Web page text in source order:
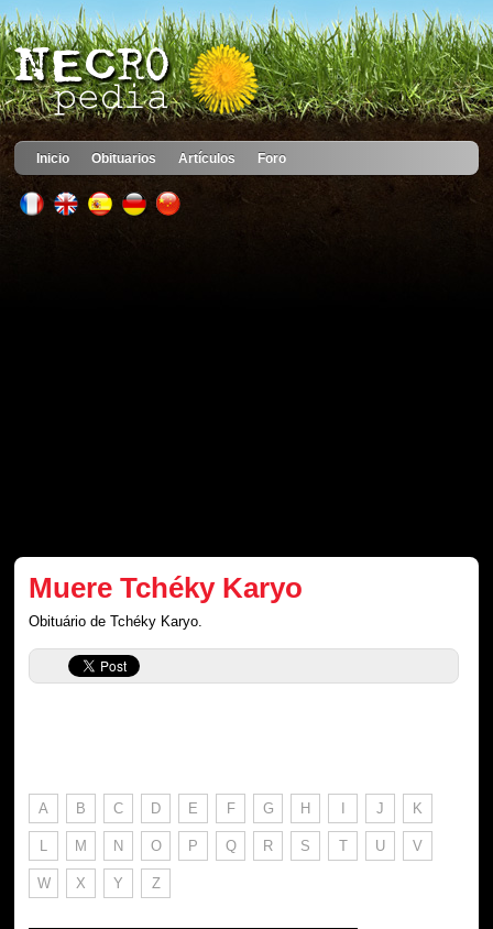
Inicio Obituarios Artículos Foro
Muere Tchéky Karyo
Obituário de Tchéky Karyo.
A B C D E F G H I J K
L M N O P Q R S T U V
W X Y Z